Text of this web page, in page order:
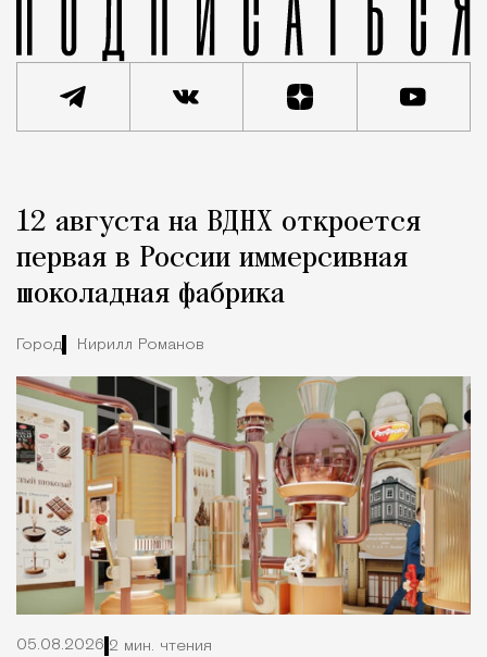
Город
12 августа на ВДНХ откроется
первая в России иммерсивная
шоколадная фабрика
Город Кирилл Романов
05.08.2026 2 мин. чтения